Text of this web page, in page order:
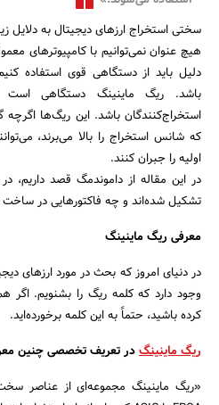
سختی استخراج ارزهای دیجیتال به دلایل
هیچ عنوان نمی‌توانیم با کامپیوترهای
دلیل باید از دستگاهی قوی استفاده
باشد. ریگ ماینینگ دستگاهی است
استخراج‌کنندگان باشد. این ریگ‌ها
که شانس استخراج را بالا می‌برند،
اولیه را جبران کنند.
در این مقاله از داموندمگ قصد داریم،
تشکیل شده‌اند و چه فاکتورهایی در
معرفی ریگ ماینینگ
در دنیای امروز که بحث در مورد ارزهای
وجود دارد که کلمه ریگ را بشنویم. اگر
کرده باشید، حتماً به این کلمه برخورده‌اید.
ریگ ماینینگدر تعریف تخصصی چنین